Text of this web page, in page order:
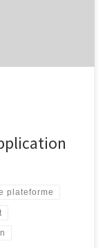
plateforme